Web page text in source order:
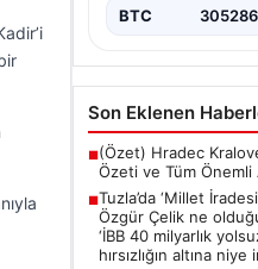
{ "title": "Tuzla'da
ilçesinde…
BTC
Son Eklenen
■(Özet) Hradec
Özeti ve Tüm Önemli
■Tuzla’da ‘Millet
Özgür Çelik ne
‘İBB 40 milyarlık
hırsızlığın altına niye